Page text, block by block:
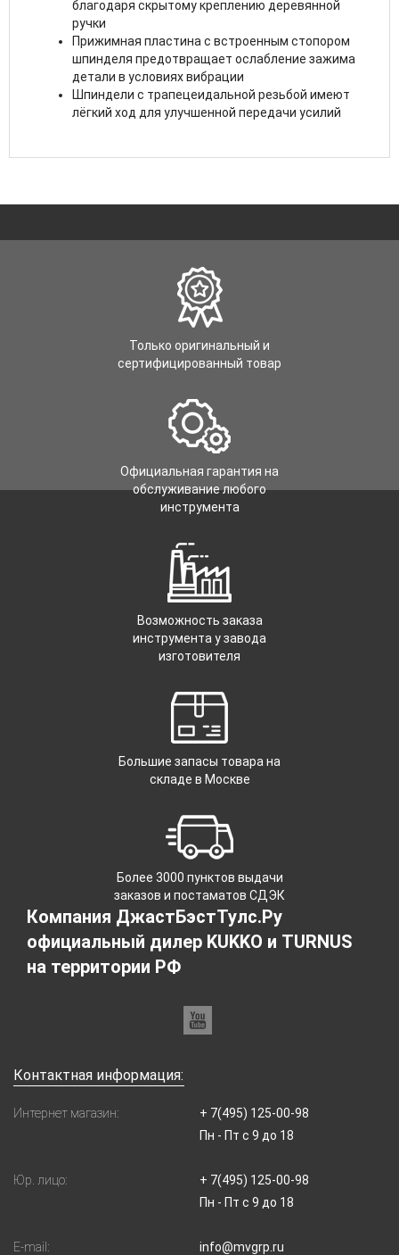
благодаря скрытому креплению деревянной
ручки
Прижимная пластина с встроенным стопором
шпинделя предотвращает ослабление зажима
детали в условиях вибрации
Шпиндели с трапецеидальной резьбой имеют
лёгкий ход для улучшенной передачи усилий
Только оригинальный и
сертифицированный товар
Официальная гарантия на
обслуживание любого
инструмента
Возможность заказа
инструмента у завода
изготовителя
Большие запасы товара на
складе в Москве
Более 3000 пунктов выдачи
заказов и постаматов СДЭК
Компания ДжастБэстТулс.Ру
официальный дилер KUKKO и TURNUS
на территории РФ
Контактная информация:
Интернет магазин:
+ 7(495) 125-00-98
Пн - Пт с 9 до 18
Юр. лицо:
+ 7(495) 125-00-98
Пн - Пт с 9 до 18
E-mail: info@mvgrp.ru